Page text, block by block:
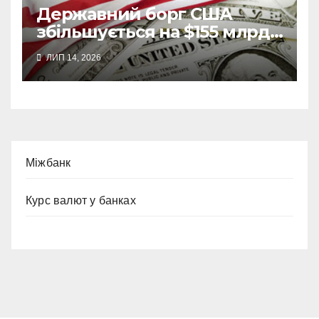
Державний борг США
збільшується на $155 млрд
щомісяця, а бюджетний
дефіцит може перевищити
$2 трлн
ЛИП 14, 2026
Міжбанк
Курс валют у банках